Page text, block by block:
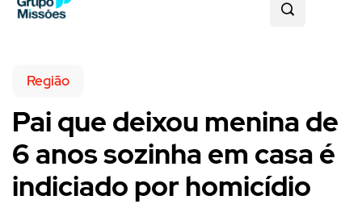
Região
Pai que deixou menina de
6 anos sozinha em casa é
indiciado por homicídio